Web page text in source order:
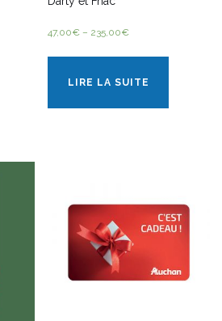
47,00€ – 235,00€
LIRE LA SUITE